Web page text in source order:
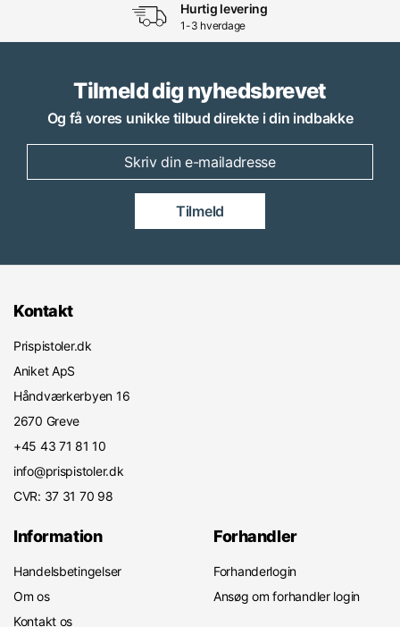
Hurtig levering
1-3 hverdage
Tilmeld dig nyhedsbrevet
Og få vores unikke tilbud direkte i din indbakke
Tilmeld
Kontakt
Prispistoler.dk
Aniket ApS
Håndværkerbyen 16
2670 Greve
+45 43 71 81 10
info@prispistoler.dk
CVR: 37 31 70 98
Information
Handelsbetingelser
Om os
Kontakt os
Forhandler
Forhanderlogin
Ansøg om forhandler login